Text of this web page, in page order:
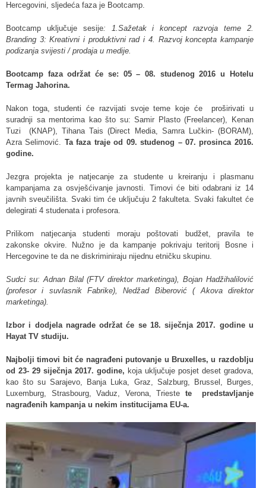
Hercegovini, sljedeća faza je Bootcamp.
Bootcamp uključuje sesije: 1.Sažetak i koncept razvoja teme 2.
Branding 3: Kreativni i produktivni rad i 4. Razvoj koncepta kampanje
podizanja svijesti / prodaja u medije.
Bootcamp faza održat će se: 05 – 08. studenog 2016 u Hotelu
Termag Jahorina.
Nakon toga, studenti će razvijati svoje teme koje će proširivati u
suradnji sa mentorima kao što su: Samir Plasto (Freelancer), Kenan
Tuzi (KNAP), Tihana Tais (Direct Media, Samra Lučkin- (BORAM),
Azra Selimović. Ta faza traje od 09. studenog – 07. prosinca 2016.
godine.
Jezgra projekta je natjecanje za studente u kreiranju i plasmanu
kampanjama za osvješćivanje javnosti. Timovi će biti odabrani iz 14
javnih sveučilišta. Svaki tim će uključuju 2 fakulteta. Svaki fakultet će
delegirati 4 studenata i profesora.
Prilikom natjecanja studenti moraju poštovati budžet, pravila te
zakonske okvire. Nužno je da kampanje pokrivaju teritorij Bosne i
Hercegovine te da ne diskriminiraju nijednu etničku skupinu.
Sudci su: Adnan Bilal (FTV direktor marketinga), Bojan Hadžihalilović
(profesor i suvlasnik Fabrike), Nedžad Biberović ( Akova direktor
marketinga).
Izbor i dodjela nagrade održat će se 18. siječnja 2017. godine u
Hayat TV studiju.
Najbolji timovi bit će nagrađeni putovanje u Bruxelles, u razdoblju
od 23- 29 siječnja 2017. godine, koja uključuje posjet deset gradova,
kao što su Sarajevo, Banja Luka, Graz, Salzburg, Brussel, Burges,
Luxemburg, Strasbourg, Vaduz, Verona, Trieste te predstavljanje
nagrađenih kampanja u nekim institucijama EU-a.